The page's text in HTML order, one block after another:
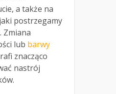
a także na
postrzegamy
Zmiana
lub barwy
znacząco
nastrój